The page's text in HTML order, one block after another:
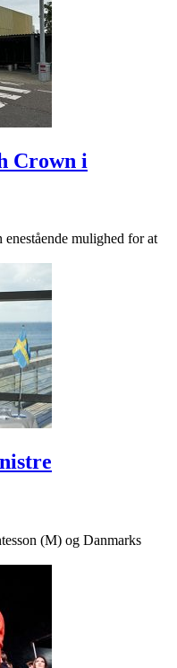
Crown i
enestående mulighed for at
(M) og Danmarks